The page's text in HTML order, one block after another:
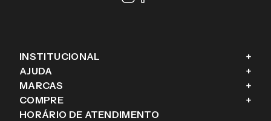
INSTITUCIONAL +
Fale conosco
Blog
Sobre a eÓtica
AJUDA +
Como comprar
Trocas e Devoluções
MARCAS +
Ray-Ban
COMPRE +
HORÁRIO DE ATENDIMENTO